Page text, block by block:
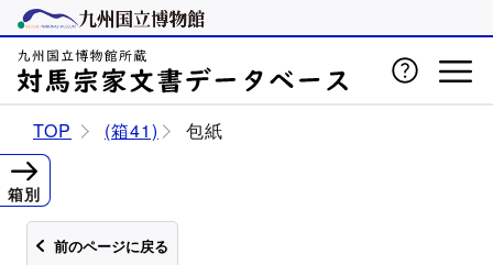
TOP (箱41) 包紙
前のページに戻る
箱別